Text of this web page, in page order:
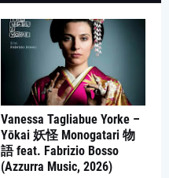
Vanessa Tagliabue Yorke –
Yōkai 妖怪 Monogatari 物
語 feat. Fabrizio Bosso
(Azzurra Music, 2026)